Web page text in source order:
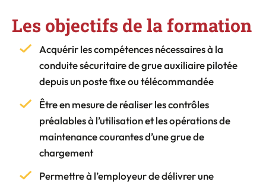
Les objectifs de la formation
Acquérir les compétences nécessaires à la
conduite sécuritaire de grue auxiliaire pilotée
depuis un poste fixe ou télécommandée
Être en mesure de réaliser les contrôles
préalables à l’utilisation et les opérations de
maintenance courantes d’une grue de
chargement
Permettre à l’employeur de délivrer une